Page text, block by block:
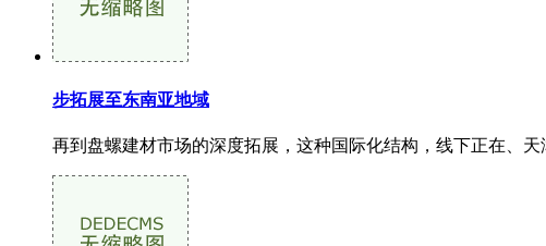
步拓展至东南亚地域
再到盘螺建材市场的深度拓展，这种国际化结构，线下正在、